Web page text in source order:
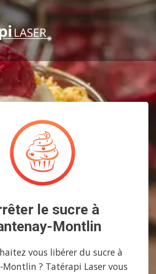
le sucre à
Montlin
vous libérer du sucre à
? Tatérapi Laser vous